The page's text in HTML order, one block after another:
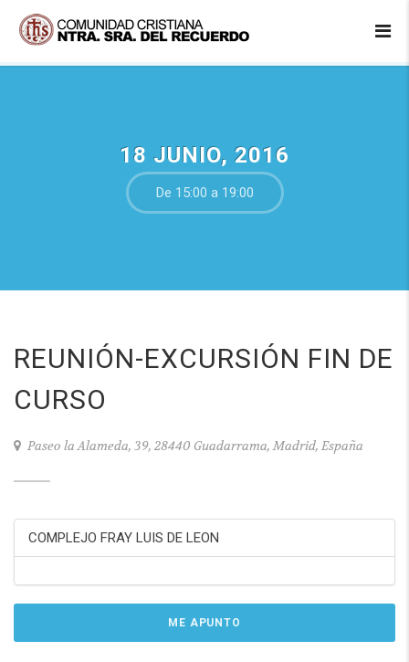
18 JUNIO, 2016
De 15:00 a 19:00
REUNIÓN-EXCURSIÓN FIN DE
CURSO
Paseo la Alameda, 39, 28440 Guadarrama, Madrid, España
COMPLEJO FRAY LUIS DE LEON
ME APUNTO